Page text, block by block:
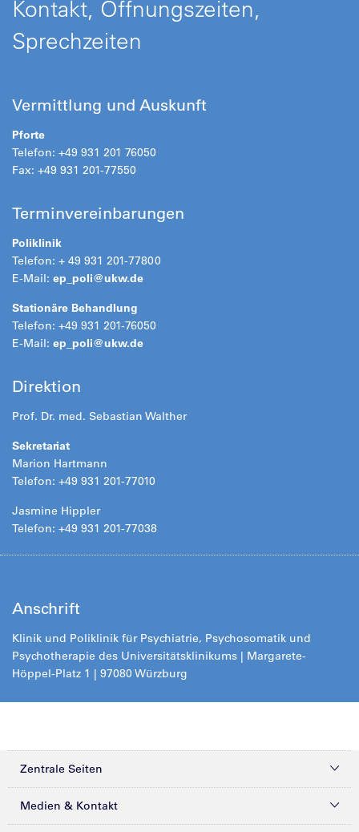
Kontakt, Öffnungszeiten,
Sprechzeiten
Vermittlung und Auskunft
Pforte
Telefon: +49 931 201 76050
Fax: +49 931 201-77550
Terminvereinbarungen
Poliklinik
Telefon: + 49 931 201-77800
E-Mail: ep_poli@ukw.de
Stationäre Behandlung
Telefon: +49 931 201-76050
E-Mail: ep_poli@ukw.de
Direktion
Prof. Dr. med. Sebastian Walther
Sekretariat
Marion Hartmann
Telefon: +49 931 201-77010
Jasmine Hippler
Telefon: +49 931 201-77038
Anschrift
Klinik und Poliklinik für Psychiatrie, Psychosomatik und
Psychotherapie des Universitätsklinikums | Margarete-
Höppel-Platz 1 | 97080 Würzburg
Zentrale Seiten
Kliniken & Zentren
Medien & Kontakt